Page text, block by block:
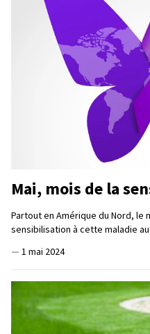
Mai, mois de la
Partout en Amérique du Nord, le
sensibilisation à cette maladie
— 1 mai 2024